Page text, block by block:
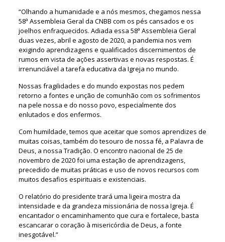
“Olhando a humanidade e a nós mesmos, chegamos nessa
58ª Assembleia Geral da CNBB com os pés cansados e os
joelhos enfraquecidos. Adiada essa 58ª Assembleia Geral
duas vezes, abril e agosto de 2020, a pandemia nos vem
exigindo aprendizagens e qualificados discernimentos de
rumos em vista de ações assertivas e novas respostas. É
irrenunciável a tarefa educativa da Igreja no mundo.
Nossas fragilidades e do mundo expostas nos pedem
retorno a fontes e unção de comunhão com os sofrimentos
na pele nossa e do nosso povo, especialmente dos
enlutados e dos enfermos.
Com humildade, temos que aceitar que somos aprendizes de
muitas coisas, também do tesouro de nossa fé, a Palavra de
Deus, a nossa Tradição. O encontro nacional de 25 de
novembro de 2020 foi uma estação de aprendizagens,
precedido de muitas práticas e uso de novos recursos com
muitos desafios espirituais e existenciais.
O relatório do presidente trará uma ligeira mostra da
intensidade e da grandeza missionária de nossa Igreja. É
encantador o encaminhamento que cura e fortalece, basta
escancarar o coração à misericórdia de Deus, a fonte
inesgotável.”